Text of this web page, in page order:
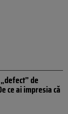
de
ce ai impresia că